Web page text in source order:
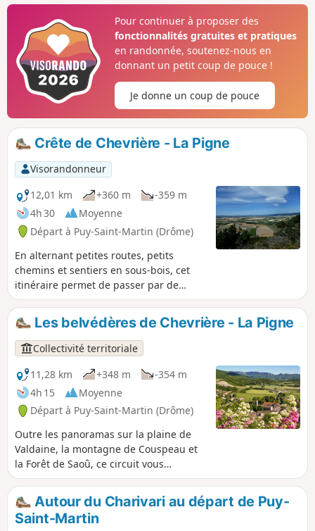
un panorama magnifique sur la Vallée
du Roubion, la Forêt de Saoû au Nord et
la Montagne de Couspeau à l'Est,
s'offrent à vous.
Pour continuer à proposer des
fonctionnalités gratuites et pratiques
en randonnée, soutenez-nous en
donnant un petit coup de pouce !
Je donne un coup de pouce
Crête de Chevrière - La Pigne
Visorandonneur
12,01 km
+360 m
-359 m
4h 30
Moyenne
Départ à Puy-Saint-Martin (Drôme)
En alternant petites routes, petits
chemins et sentiers en sous-bois, cet
itinéraire permet de passer par de
beaux points de vue sur la plaine de
Marsanne, les contreforts du Vercors et
sur le village de Puy-Saint-Martin.
Les belvédères de Chevrière - La Pigne
Collectivité territoriale
11,28 km
+348 m
-354 m
4h 15
Moyenne
Départ à Puy-Saint-Martin (Drôme)
Outre les panoramas sur la plaine de
Valdaine, la montagne de Couspeau et
la Forêt de Saoû, ce circuit vous
permettra de découvrir le patrimoine
naturel et culturel de Puy-Saint-Martin.
Autour du Charivari au départ de Puy-
Saint-Martin